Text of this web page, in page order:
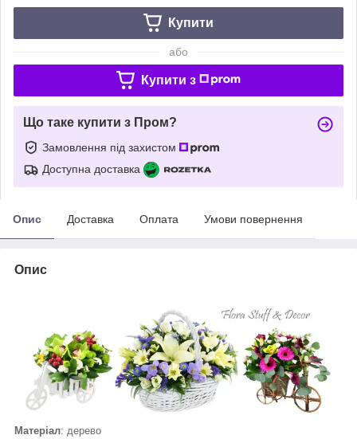
Купити
або
Купити з
Що таке купити з Пром?
Замовлення під захистом
Доступна доставка
Опис Доставка Оплата Умови повернення
Опис
Матеріал: дерево